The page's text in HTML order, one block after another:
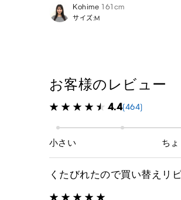
Kohime 161cm
サイズ:M
お客様のレビュー
4.4(464)
小さい ち
くたびれたので買い替えリ